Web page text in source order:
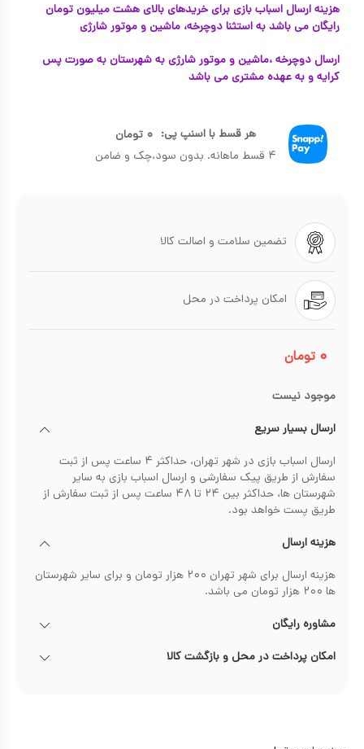
هزینه ارسال اسباب بازی برای خریدهای بالای هشت میلیون تومان
رایگان می باشد به استثنا دوچرخه، ماشین و موتور شارژی
ارسال دوچرخه ،ماشین و موتور شارژی به شهرستان به صورت پس
کرایه و به عهده مشتری می باشد
هر قسط با اسنپ پی: ۰ تومان
۴ قسط ماهانه. بدون سود،چک و ضامن
تضمین سلامت و اصالت کالا
امکان پرداخت در محل
۰ تومان
موجود نیست
ارسال بسیار سریع
ارسال اسباب بازی در شهر تهران، حداکثر ۴ ساعت پس از ثبت
سفارش از طریق پیک سفارشی و ارسال اسباب بازی به سایر
شهرستان ها، حداکثر بین ۲۴ تا ۴۸ ساعت پس از ثبت سفارش از
طریق پست خواهد بود.
هزینه ارسال
هزینه ارسال برای شهر تهران ۲۰۰ هزار تومان و برای سایر شهرستان
ها ۲۰۰ هزار تومان می باشد.
مشاوره رایگان
امکان پرداخت در محل و بازگشت کالا